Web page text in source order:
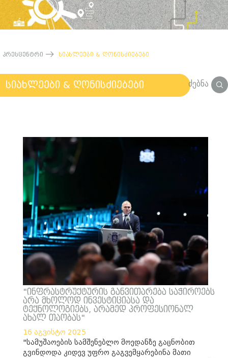
პრესცენტრი სიახლეები & ღონისძიებები
სიახლეები & ღონისძიებები ძებნა
"ინფრასტრუქტურის განვითარება საჭიროებს
არა მხოლოდ ინვესტიციასა და
ტექნოლოგიებს, არამედ პროფესიონალ
ახალ თაობას"
16 აგვისტო 2025
"სამუშაოების სამშენებლო მოედანზე გაცნობით
გვინდოდა კიდევ უფრო გაგვემყარებინა მათი